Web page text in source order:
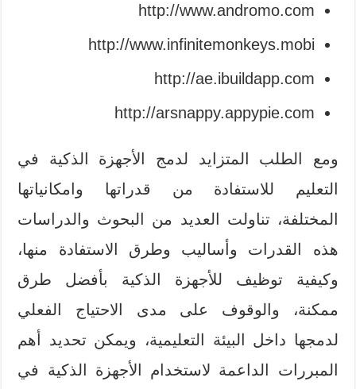
http://www.andromo.com
http://www.infinitemonkeys.mobi
http://ae.ibuildapp.com
http://arsnappy.appypie.com
ومع الطلب المتزايد لدمج الأجهزة الذكية في
التعليم للاستفادة من قدراتها وامكانياتها
المختلفة، تناولت العديد من البحوث والدراسات
هذه القدرات وأساليب وطرق الاستفادة منها،
وكيفية توظيف للأجهزة الذكية بأفضل طرق
ممكنة، والوقوف على مدى الاحتياج الفعلي
لدمجها داخل البيئة التعليمية، ويمكن تحديد أهم
المبررات الداعمة لاستخدام الأجهزة الذكية في